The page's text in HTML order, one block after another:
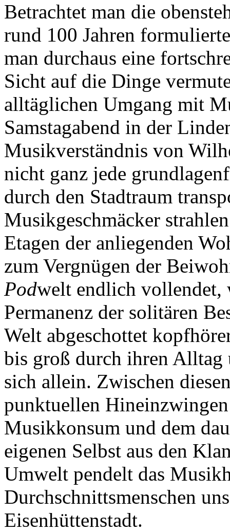
Betrachtet man die
rund 100 Jahren
man durchaus eine
Sicht auf die Dinge
alltäglichen Umgang mit
Samstagabend in der
Musikverständnis von
nicht ganz jede
durch den Stadtraum
Musikgeschmäcker
Etagen der anliegenden
zum Vergnügen der
Podwelt endlich vollendet,
Permanenz der solitären
Welt abgeschottet
bis groß durch ihren
sich allein. Zwischen
punktuellen
Musikkonsum und dem
eigenen Selbst aus den
Umwelt pendelt das
Durchschnittsmenschen
Eisenhüttenstadt.